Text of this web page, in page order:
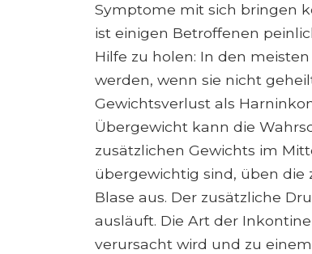
Symptome mit sich bringen
ist einigen Betroffenen
Hilfe zu holen: In den
werden, wenn sie nicht
Gewichtsverlust als
Übergewicht kann die
zusätzlichen Gewichts im
übergewichtig sind, üben die
Blase aus. Der zusätzliche
ausläuft. Die Art der
verursacht wird und zu